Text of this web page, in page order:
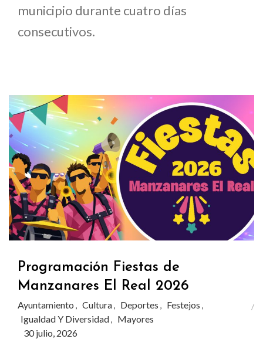
municipio durante cuatro días
consecutivos.
Programación Fiestas de
Manzanares El Real 2026
Ayuntamiento , Cultura, Deportes , Festejos ,
Igualdad Y Diversidad, Mayores
30 julio, 2026